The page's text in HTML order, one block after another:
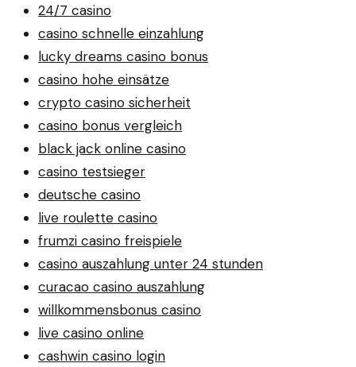
24/7 casino
casino schnelle einzahlung
lucky dreams casino bonus
casino hohe einsätze
crypto casino sicherheit
casino bonus vergleich
black jack online casino
casino testsieger
deutsche casino
live roulette casino
frumzi casino freispiele
casino auszahlung unter 24 stunden
curacao casino auszahlung
willkommensbonus casino
live casino online
cashwin casino login